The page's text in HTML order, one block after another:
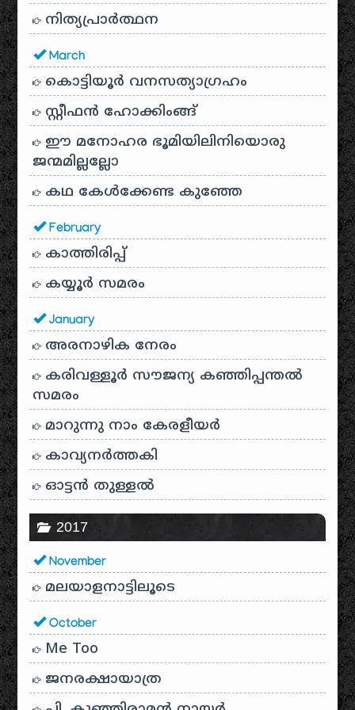
നിത്യപ്രാർത്ഥന
March
കൊട്ടിയൂർ വനസത്യാഗ്രഹം
സ്റ്റീഫൻ ഹോക്കിംങ്ങ്
ഈ മനോഹര ഭൂമിയിലിനിയൊരു
ജന്മമില്ലല്ലോ
കഥ കേൾക്കേണ്ട കുഞ്ഞേ
February
കാത്തിരിപ്പ്
കയ്യൂർ സമരം
January
അരനാഴിക നേരം
കരിവള്ളൂർ സൗജന്യ കഞ്ഞിപ്പന്തൽ
സമരം
മാറുന്നു നാം കേരളീയർ
കാവ്യനര്‍ത്തകി
ഓട്ടൻ തുള്ളൽ
2017
November
മലയാളനാട്ടിലൂടെ
October
Me Too
ജനരക്ഷായാത്ര